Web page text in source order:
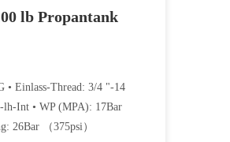
lb Propantank
• Einlass-Thread: 3/4 "-14
lh-Int • WP (MPA): 17Bar
26Bar （375psi）